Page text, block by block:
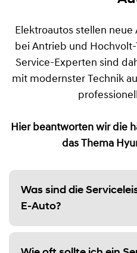
Elektroautos stellen
bei Antrieb und
Service-Experten sind
mit modernster Technik
Hier beantworten wir die
das Thema
Was sind die
E-Auto?